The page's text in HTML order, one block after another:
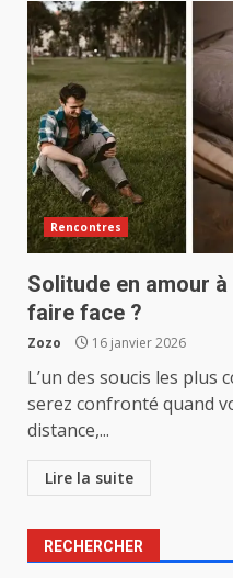
Rencontres
Solitude en amour
faire face ?
Zozo 16 janvier 2026
L’un des soucis les plus
serez confronté quand
distance,...
Lire la suite
RECHERCHER